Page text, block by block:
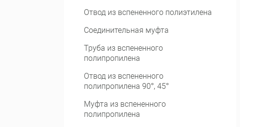
Отвод из вспененного полиэтилена
Соединительная муфта
Труба из вспененного
полипропилена
Отвод из вспененного
полипропилена 90°, 45°
Муфта из вспененного
полипропилена